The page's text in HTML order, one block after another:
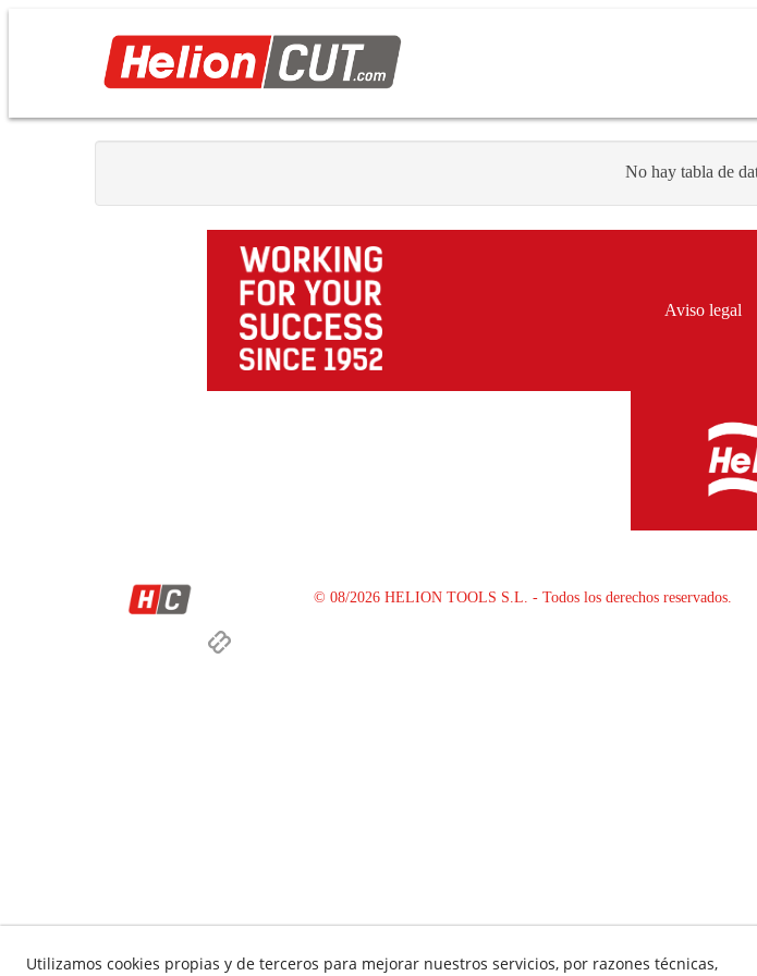
No hay tabla de
Aviso legal
© 08/2026 HELION TOOLS S.L. - Todos los derechos reservados.
Utilizamos cookies propias y de terceros para mejorar nuestros servicios, por razones técnicas,